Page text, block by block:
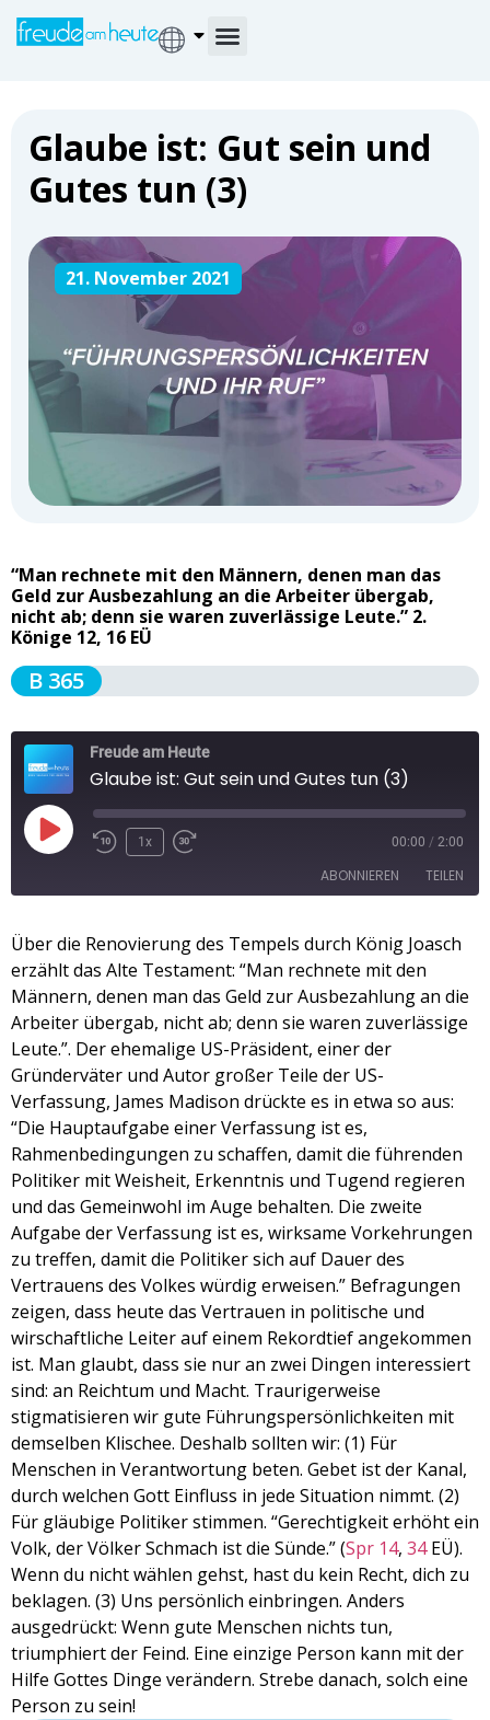
Glaube ist: Gut sein und
Gutes tun (3)
21. November 2021
“Man rechnete mit den Männern, denen man das
Geld zur Ausbezahlung an die Arbeiter übergab,
nicht ab; denn sie waren zuverlässige Leute.” 2.
Könige 12, 16 EÜ
B 365
Freude am Heute
Glaube ist: Gut sein und Gutes tun (3)
1x 00:00 / 2:00
ABONNIEREN TEILEN
Apple Podcasts Spotify
RSS FEED
TEILEN
LINK
EMBED
Über die Renovierung des Tempels durch König Joasch
erzählt das Alte Testament: “Man rechnete mit den
Männern, denen man das Geld zur Ausbezahlung an die
Arbeiter übergab, nicht ab; denn sie waren zuverlässige
Leute.”. Der ehemalige US-Präsident, einer der
Gründerväter und Autor großer Teile der US-
Verfassung, James Madison drückte es in etwa so aus:
“Die Hauptaufgabe einer Verfassung ist es,
Rahmenbedingungen zu schaffen, damit die führenden
Politiker mit Weisheit, Erkenntnis und Tugend regieren
und das Gemeinwohl im Auge behalten. Die zweite
Aufgabe der Verfassung ist es, wirksame Vorkehrungen
zu treffen, damit die Politiker sich auf Dauer des
Vertrauens des Volkes würdig erweisen.” Befragungen
zeigen, dass heute das Vertrauen in politische und
wirschaftliche Leiter auf einem Rekordtief angekommen
ist. Man glaubt, dass sie nur an zwei Dingen interessiert
sind: an Reichtum und Macht. Traurigerweise
stigmatisieren wir gute Führungspersönlichkeiten mit
demselben Klischee. Deshalb sollten wir: (1) Für
Menschen in Verantwortung beten. Gebet ist der Kanal,
durch welchen Gott Einfluss in jede Situation nimmt. (2)
Für gläubige Politiker stimmen. “Gerechtigkeit erhöht ein
Volk, der Völker Schmach ist die Sünde.” (Spr 14, 34EÜ).
Wenn du nicht wählen gehst, hast du kein Recht, dich zu
beklagen. (3) Uns persönlich einbringen. Anders
ausgedrückt: Wenn gute Menschen nichts tun,
triumphiert der Feind. Eine einzige Person kann mit der
Hilfe Gottes Dinge verändern. Strebe danach, solch eine
Person zu sein!